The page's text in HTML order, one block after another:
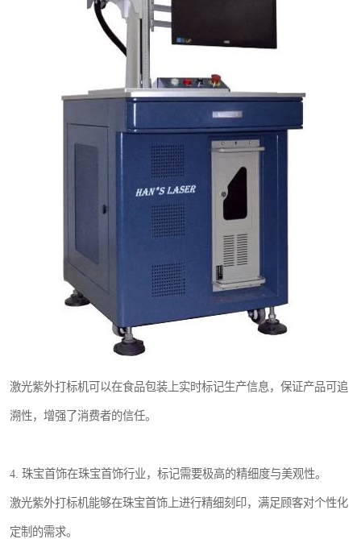
激光紫外打标机可以在食品包装上实时标记生产信息，保证产品可追
溯性，增强了消费者的信任。
4. 珠宝首饰在珠宝首饰行业，标记需要极高的精细度与美观性。
激光紫外打标机能够在珠宝首饰上进行精细刻印，满足顾客对个性化
定制的需求。